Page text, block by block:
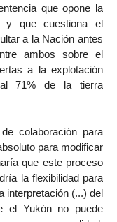
que opone la
y que cuestiona el
a la Nación antes
ambos sobre el
a la explotación
al 71% de la tierra
colaboración para
para modificar
que este proceso
la flexibilidad para
interpretación (...) del
el Yukón no puede